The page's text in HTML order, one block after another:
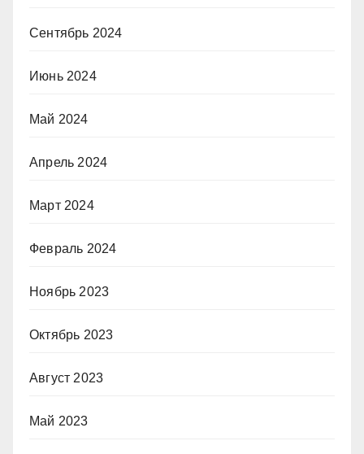
Сентябрь 2024
Июнь 2024
Май 2024
Апрель 2024
Март 2024
Февраль 2024
Ноябрь 2023
Октябрь 2023
Август 2023
Май 2023